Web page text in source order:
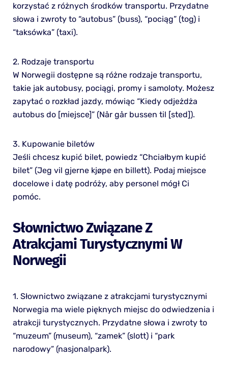
korzystać z różnych środków transportu. Przydatne
słowa i zwroty to “autobus” (buss), “pociąg” (tog) i
“taksówka” (taxi).
2. Rodzaje transportu
W Norwegii dostępne są różne rodzaje transportu,
takie jak autobusy, pociągi, promy i samoloty. Możesz
zapytać o rozkład jazdy, mówiąc “Kiedy odjeżdża
autobus do [miejsce]” (Når går bussen til [sted]).
3. Kupowanie biletów
Jeśli chcesz kupić bilet, powiedz “Chciałbym kupić
bilet” (Jeg vil gjerne kjøpe en billett). Podaj miejsce
docelowe i datę podróży, aby personel mógł Ci
pomóc.
Słownictwo Związane Z
Atrakcjami Turystycznymi W
Norwegii
1. Słownictwo związane z atrakcjami turystycznymi
Norwegia ma wiele pięknych miejsc do odwiedzenia i
atrakcji turystycznych. Przydatne słowa i zwroty to
“muzeum” (museum), “zamek” (slott) i “park
narodowy” (nasjonalpark).